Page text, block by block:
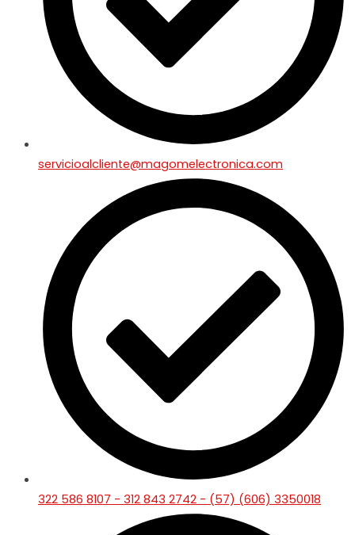
servicioalcliente@magomelectronica.com
322 586 8107 - 312 843 2742 - (57) (606) 3350018